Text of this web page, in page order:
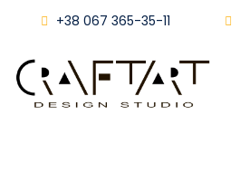
+38 067 365-35-11